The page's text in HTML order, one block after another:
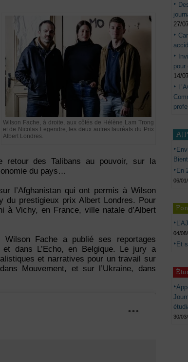
Wilson Fache, à droite, aux côtés de Hélène Lam Trong
et de Nicolas Legendre, les deux autres lauréats du Prix
Albert Londres.
retour des Talibans au pouvoir, sur la
du pays…
l’Afghanistan qui ont permis à Wilson
du prestigieux prix Albert Londres. Pour
à Vichy, en France, ville natale d’Albert
Wilson Fache a publié ses reportages
dans L’Echo, en Belgique. Le jury a
et narratives pour un travail sur
Mouvement, et sur l’Ukraine, dans
27/
pour
14/
En
06/
04/
Et
30/